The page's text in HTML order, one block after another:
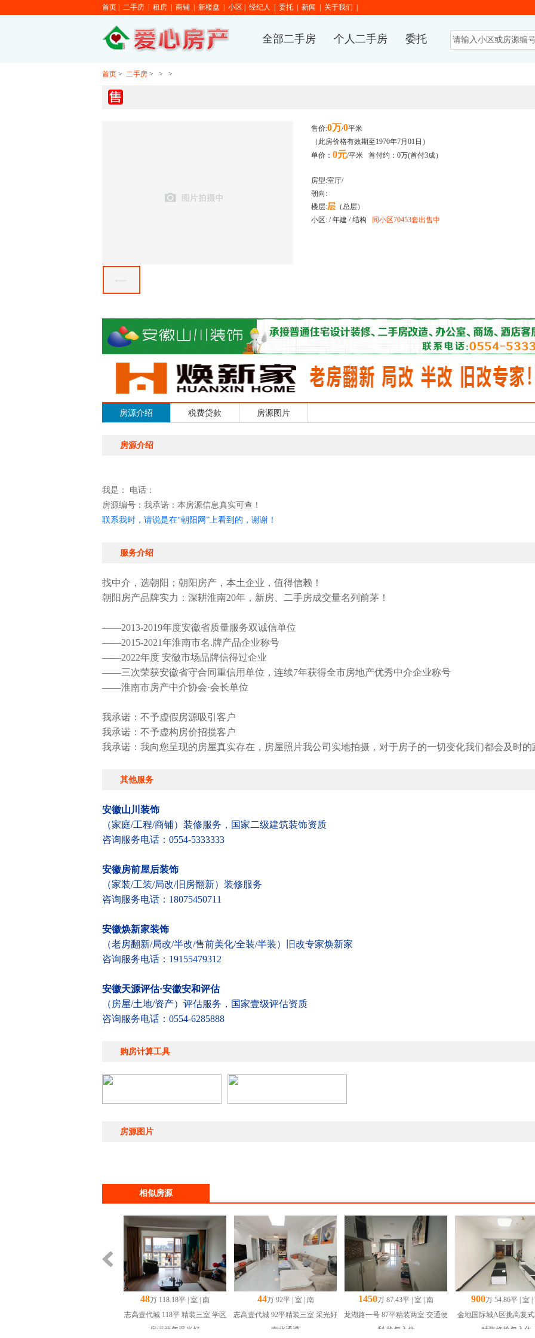
首页| 二手房| 租房| 商铺| 新楼盘 小区 经纪人 委托| 新闻 关于我们
全部二手房 个人二手房 委托
首页> 二手房> > >
售价:0万/0平米
（此房价格有效期至1970年7月01日）
单价： 0元/平米 首付约：0万(首付3成）
房型:室厅/
朝向:
楼层:层（总层）
小区: / 年建 / 结构 同小区70453套出售中
房源介绍 税费贷款 房源图片
房源介绍
我是：
电话：
房源编号： 我承诺：本房源信息真实可查！
联系我时，请说是在“朝阳网”上看到的，谢谢！
服务介绍
找中介，选朝阳；朝阳房产，本土企业，值得信赖！
朝阳房产品牌实力：深耕淮南20年，新房、二手房成交量名列前茅！
——2013-2019年度安徽省质量服务双诚信单位
——2015-2021年淮南市名.牌产品企业称号
——2022年度 安徽市场品牌信得过企业
——三次荣获安徽省守合同重信用单位，连续7年获得全市房地产优秀中介企业称号
——淮南市房产中介协会·会长单位
我承诺：不予虚假房源吸引客户
我承诺：不予虚构房价招揽客户
我承诺：我向您呈现的房屋真实存在，房屋照片我公司实地拍摄，对于房子的一切变化我们都会及时的
其他服务
安徽山川装饰
（家庭/工程/商铺）装修服务，国家二级建筑装饰资质
咨询服务电话：0554-5333333
安徽房前屋后装饰
（家装/工装/局改/旧房翻新）装修服务
咨询服务电话：18075450711
安徽焕新家装饰
（老房翻新/局改/半改/售前美化/全装/半装）旧改专家焕新家
咨询服务电话：19155479312
安徽天源评估·安徽安和评估
（房屋/土地/资产）评估服务，国家壹级评估资质
咨询服务电话：0554-6285888
购房计算工具
房源图片
相似房源
48万 118.18平 | 室 | 南
志高壹代城 118平 精装三室 学区
房满两年采光好
44万 92平 | 室 | 南
志高壹代城 92平精装三室 采光好
南北通透
1450万 87.43平 | 室 | 南
龙湖路一号 87平精装两室 交通便
利 拎包入住
900万 54.86平 | 室 |
金地国际城A区挑高复
精装修拎包入住